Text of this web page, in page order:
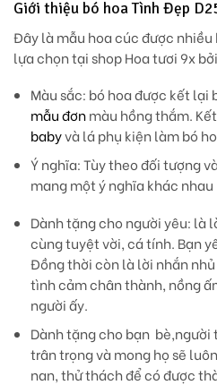
Giới thiệu bó hoa Tình Đẹp
Đây là mẫu hoa cúc được
lựa chọn tại shop Hoa tươi 9x
Màu sắc: bó hoa được kết lại
mẫu đơnmàu hồng thắm.
babyvà lá phụ kiện làm bó
Ý nghĩa:Tùy theo đối tượng
mang một ý nghĩa khác nhau
Dành tặng cho người yêu: là
cùng tuyệt vời, cá tính. Bạn
Đồng thời còn là lời nhắn
tình cảm chân thành, nồng
người ấy.
Dành tặng cho bạn bè,người
trân trọng và mong họ sẽ
nan, thử thách để có được